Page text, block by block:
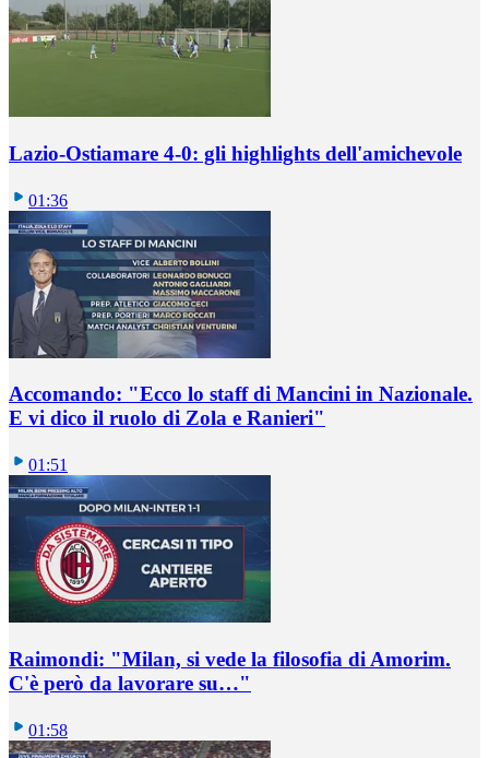
Lazio-Ostiamare 4-0: gli highlights dell'amichevole
01:36
Accomando: "Ecco lo staff di Mancini in Nazionale.
E vi dico il ruolo di Zola e Ranieri"
01:51
Raimondi: "Milan, si vede la filosofia di Amorim.
C'è però da lavorare su…"
01:58